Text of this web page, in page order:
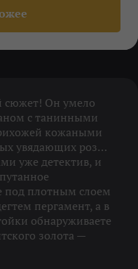
сюжет! Он умело
с танинными
кожаными
увядающих роз…
уже детектив, и
под плотным слоем
пергамент, а в
обнаруживаете
золота —